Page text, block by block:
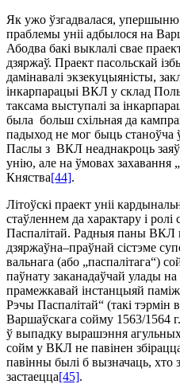
Як ужо ўзгадвалася,
праблемы уніі адбылося на
Абодва бакі выклалі свае
дзяржаў. Праект пасольскай
дамінавалі экзекуцыяністы,
інкарпарацыі ВКЛ у склад
таксама вы­ступалі за
была больш схільная да
падыход не мог быць станоўча
Паслы з ВКЛ неаднакроць
унію, але на ўмовах захавання
Княства[44].
Літоўскі праект уніі
стаўленнем да характару і
Паспалітай. Радныя паны ВКЛ
дзяржаўна–праўнай сістэме
вальнага (або
паўнату заканадаўчай улады
прамежкавай ін­станцыяй
Рэчы Паспалітай“ (такі тэрмін
Варшаўскага сойму 1563/1564
ў выпадку вырашэння
сойм у ВКЛ не павінен
павінны былі б вызначаць, хто
застаецца[45].